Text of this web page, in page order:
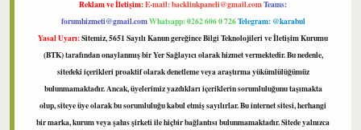
Reklam ve İletişim:E-mail:backlinkpaneli@gmail.comTeams:
forumhizmeti@gmail.comWhatsapp: 0262 606 0 726Telegram: @karabul
Yasal Uyarı:Sitemiz, 5651 Sayılı Kanun gereğince Bilgi Teknolojileri ve İletişim Kurumu
(BTK) tarafından onaylanmış bir Yer Sağlayıcı olarak hizmet vermektedir. Bu nedenle,
sitedeki içerikleri proaktif olarak denetleme veya araştırma yükümlülüğümüz
bulunmamaktadır. Ancak, üyelerimiz yazdıkları içeriklerin sorumluluğunu taşımakta
olup, siteye üye olarak bu sorumluluğu kabul etmiş sayılırlar. Bu internet sitesi, herhangi
bir marka, kurum veya şahıs şirketi ile hiçbir bağlantısı bulunmamaktadır. Sitede yalnızca